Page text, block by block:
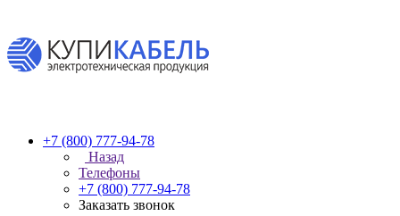
+7 (800) 777-94-78
Назад
Телефоны
+7 (800) 777-94-78
Заказать звонок